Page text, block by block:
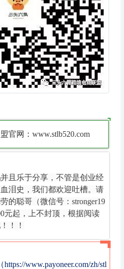
官网：www.stlb520.com
并且乐于分享，不管是创业经
泪史，我们都欢迎吐槽。请
的聪哥（微信号：stronger19
元起，上不封顶，根据阅读
！！
www.payoneer.com/zh/stl